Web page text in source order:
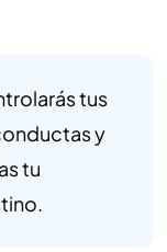
tus
y
tu